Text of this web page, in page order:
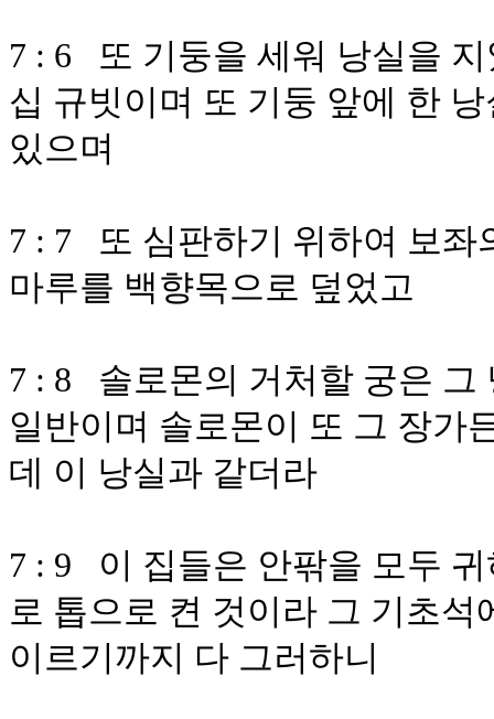
7 : 6 또 기둥을 세워 낭실을
십 규빗이며 또 기둥 앞에 한
있으며
7 : 7 또 심판하기 위하여 보좌
마루를 백향목으로 덮었고
7 : 8 솔로몬의 거처할 궁은 그
일반이며 솔로몬이 또 그 장가
데 이 낭실과 같더라
7 : 9 이 집들은 안팎을 모두
로 톱으로 켠 것이라 그 기초
이르기까지 다 그러하니